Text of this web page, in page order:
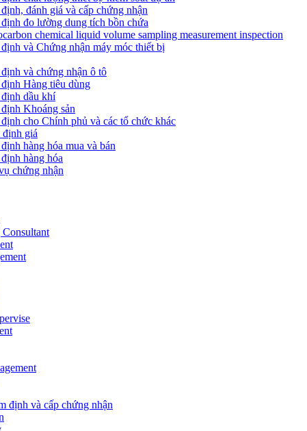
đánh giá và cấp chứng nhận
đo lường dung tích bồn chứa
chemical liquid volume sampling measurement inspection
và Chứng nhận máy móc thiết bị
và chứng nhận ô tô
Hàng tiêu dùng
dầu khí
Khoáng sản
cho Chính phủ và các tổ chức khác
định giá
hàng hóa mua và bán
hàng hóa
chứng nhận
định và cấp chứng nhận